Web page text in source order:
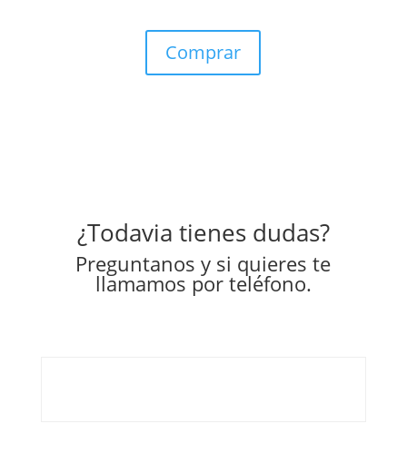
Comprar
¿Todavia tienes dudas?
Preguntanos y si quieres te
llamamos por teléfono.